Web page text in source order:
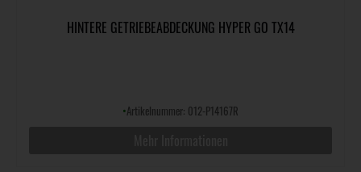
HINTERE GETRIEBEABDECKUNG HYPER GO TX14
•Artikelnummer: 012-P14167R